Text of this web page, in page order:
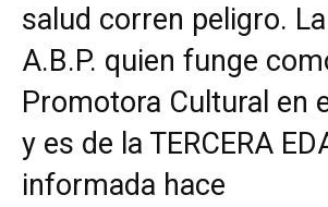
salud corren peligro.
A.B.P. quien funge
Promotora Cultural en
y es de la TERCERA
informada hace